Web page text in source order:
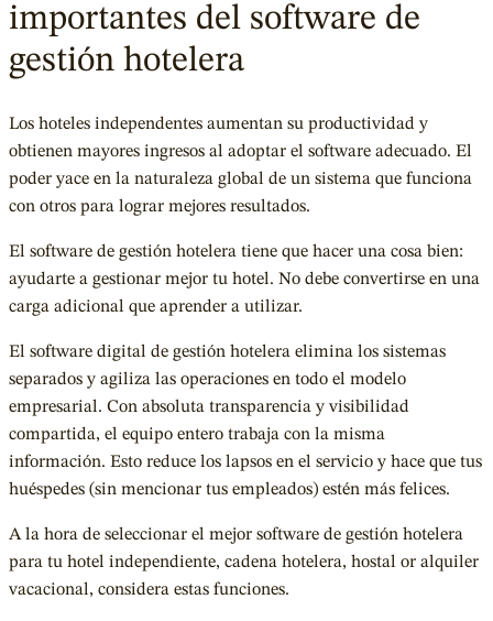
importantes del software de
gestión hotelera
Los hoteles independentes aumentan su productividad y
obtienen mayores ingresos al adoptar el software adecuado. El
poder yace en la naturaleza global de un sistema que funciona
con otros para lograr mejores resultados.
El software de gestión hotelera tiene que hacer una cosa bien:
ayudarte a gestionar mejor tu hotel. No debe convertirse en una
carga adicional que aprender a utilizar.
El software digital de gestión hotelera elimina los sistemas
separados y agiliza las operaciones en todo el modelo
empresarial. Con absoluta transparencia y visibilidad
compartida, el equipo entero trabaja con la misma
información. Esto reduce los lapsos en el servicio y hace que tus
huéspedes (sin mencionar tus empleados) estén más felices.
A la hora de seleccionar el mejor software de gestión hotelera
para tu hotel independiente, cadena hotelera, hostal or alquiler
vacacional, considera estas funciones.